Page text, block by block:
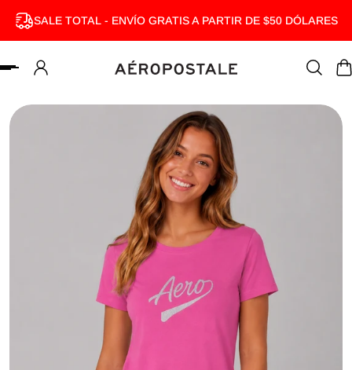
AL CONTENIDO
SALE TOTAL - ENVÍO GRATIS A PARTIR DE $50 DÓLARES